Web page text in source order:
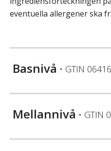
eventuella allergener ska
Basnivå • GTIN
Mellannivå • GTIN